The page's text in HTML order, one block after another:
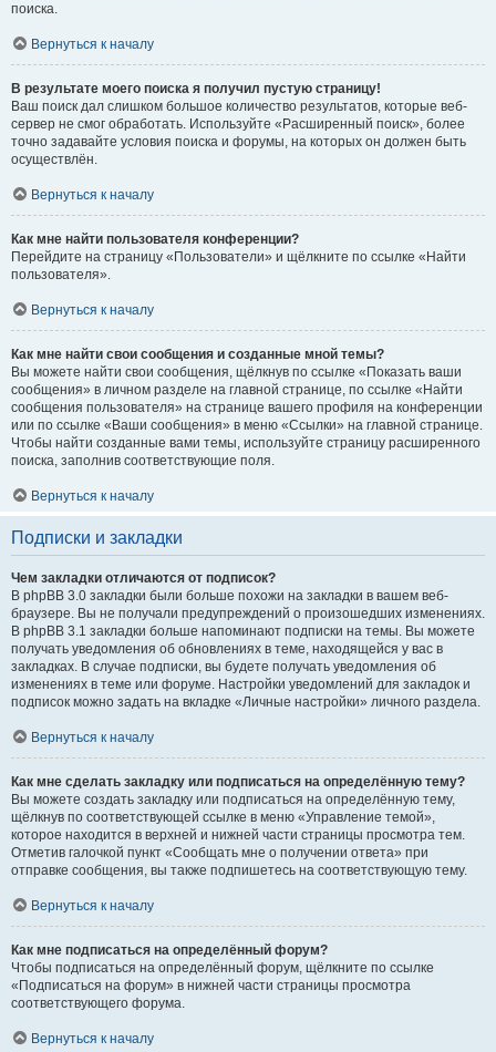
поиска.
Вернуться к началу
В результате моего поиска я получил пустую страницу!
Ваш поиск дал слишком большое количество результатов, которые веб-
сервер не смог обработать. Используйте «Расширенный поиск», более
точно задавайте условия поиска и форумы, на которых он должен быть
осуществлён.
Вернуться к началу
Как мне найти пользователя конференции?
Перейдите на страницу «Пользователи» и щёлкните по ссылке «Найти
пользователя».
Вернуться к началу
Как мне найти свои сообщения и созданные мной темы?
Вы можете найти свои сообщения, щёлкнув по ссылке «Показать ваши
сообщения» в личном разделе на главной странице, по ссылке «Найти
сообщения пользователя» на странице вашего профиля на конференции
или по ссылке «Ваши сообщения» в меню «Ссылки» на главной странице.
Чтобы найти созданные вами темы, используйте страницу расширенного
поиска, заполнив соответствующие поля.
Вернуться к началу
Подписки и закладки
Чем закладки отличаются от подписок?
В phpBB 3.0 закладки были больше похожи на закладки в вашем веб-
браузере. Вы не получали предупреждений о произошедших изменениях.
В phpBB 3.1 закладки больше напоминают подписки на темы. Вы можете
получать уведомления об обновлениях в теме, находящейся у вас в
закладках. В случае подписки, вы будете получать уведомления об
изменениях в теме или форуме. Настройки уведомлений для закладок и
подписок можно задать на вкладке «Личные настройки» личного раздела.
Вернуться к началу
Как мне сделать закладку или подписаться на определённую тему?
Вы можете создать закладку или подписаться на определённую тему,
щёлкнув по соответствующей ссылке в меню «Управление темой»,
которое находится в верхней и нижней части страницы просмотра тем.
Отметив галочкой пункт «Сообщать мне о получении ответа» при
отправке сообщения, вы также подпишетесь на соответствующую тему.
Вернуться к началу
Как мне подписаться на определённый форум?
Чтобы подписаться на определённый форум, щёлкните по ссылке
«Подписаться на форум» в нижней части страницы просмотра
соответствующего форума.
Вернуться к началу